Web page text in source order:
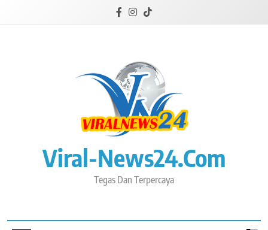
Viral-News24.com
Tegas Dan Terpercaya